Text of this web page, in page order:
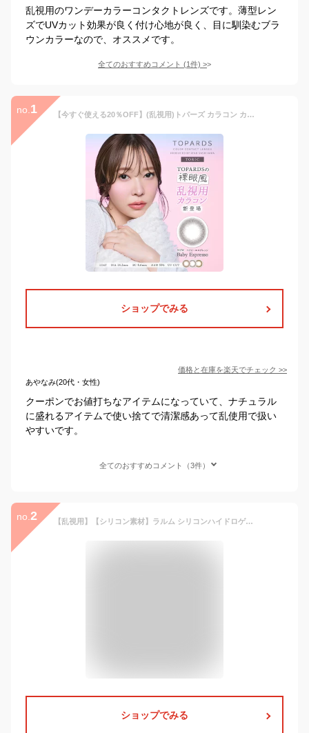
乱視用のワンデーカラーコンタクトレンズです。薄型レン
ズでUVカット効果が良く付け心地が良く、目に馴染むブラ
ウンカラーなので、オススメです。
全てのおすすめコメント (1件) >
no. 1 【今すぐ使える20％OFF】(乱視用)トパーズ カラコン カラーコンタクト 指原莉乃モデル 10枚入【2箱】ワンデー TOPARDS topards 1DAY 14.2 さっしー AKB さしはら 1日使い捨て 指原 カラコンデートトパーズ 乱視 乱視用 トーリック 乱視用カラーコンタクトレンズ
ショップでみる
価格と在庫を楽天でチェック >>
あやなみ(20代・女性)
クーポンでお値打ちなアイテムになっていて、ナチュラル
に盛れるアイテムで使い捨てで清潔感あって乱使用で扱い
やすいです。
全てのおすすめコメント（3件）
no. 2 【乱視用】【シリコン素材】ラルム シリコンハイドロゲル WモイストUV トーリック (1箱10枚入り)( 乱視カラコン 乱視用カラコン 乱視 カラコン シリコン シリコーン シリコンカラコン 度あり 度なし 1day ワンデー カラコンワンデー LARME )【池田エライザ】
ショップでみる